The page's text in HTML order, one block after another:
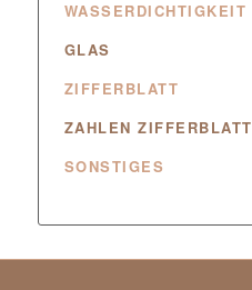
WASSERDICHTIGKEIT
GLAS
ZIFFERBLATT
ZAHLEN ZIFFERBLATT
SONSTIGES